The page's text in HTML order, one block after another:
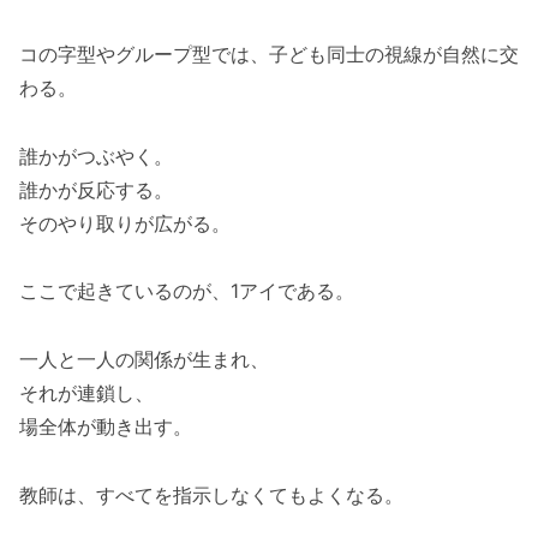
コの字型やグループ型では、子ども同士の視線が自然に交
わる。
誰かがつぶやく。
誰かが反応する。
そのやり取りが広がる。
ここで起きているのが、1アイである。
一人と一人の関係が生まれ、
それが連鎖し、
場全体が動き出す。
教師は、すべてを指示しなくてもよくなる。